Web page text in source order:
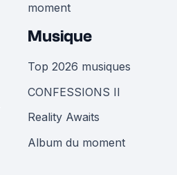
moment
Musique
Top 2026 musiques
CONFESSIONS II
Reality Awaits
Album du moment